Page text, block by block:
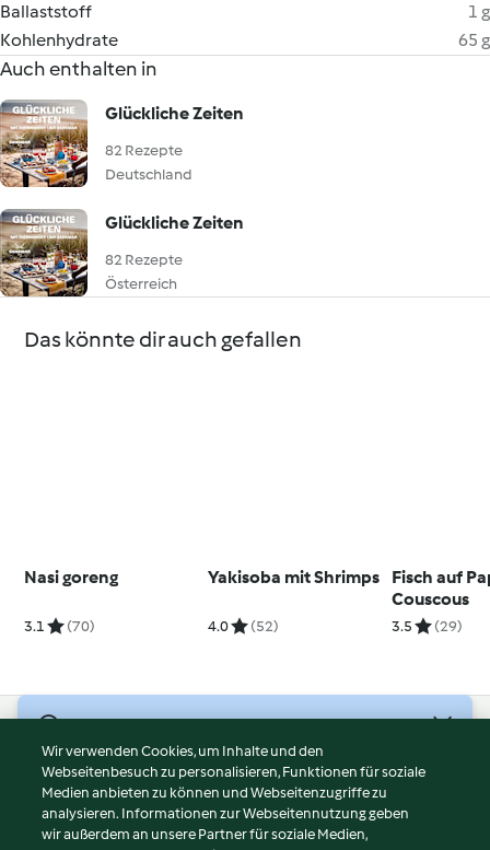
Ballaststoff
1 g
Kohlenhydrate
65 g
Auch enthalten in
Glückliche Zeiten
82 Rezepte
Deutschland
Glückliche Zeiten
82 Rezepte
Österreich
Das könnte dir auch gefallen
Nasi goreng
3.1 (70)
Yakisoba mit Shrimps
4.0 (52)
Fisch auf
Couscous
3.5 (29)
Nutzungsbedingungen
Datenschutzrichtlinien
Disclaimer
Wir verwenden Cookies, um Inhalte und den
Webseitenbesuch zu personalisieren, Funktionen für soziale
Medien anbieten zu können und Webseitenzugriffe zu
analysieren. Informationen zur Webseitennutzung geben
wir außerdem an unsere Partner für soziale Medien,